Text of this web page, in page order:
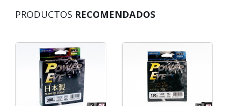
PRODUCTOS RECOMENDADOS